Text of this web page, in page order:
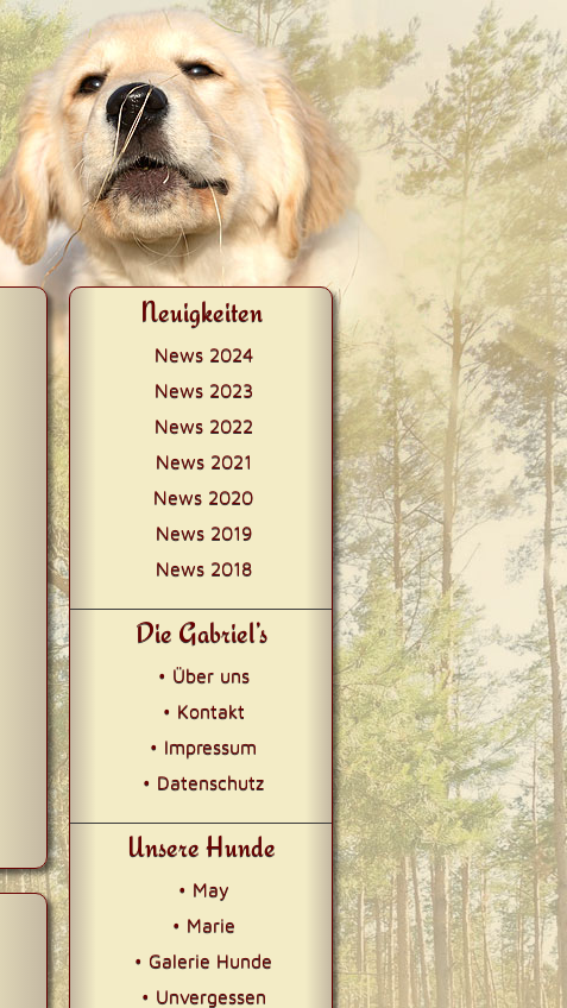
Neuigkeiten
News 2024
News 2023
News 2022
News 2021
News 2020
News 2019
News 2018
Die Gabriel’s
• Über uns
• Kontakt
• Impressum
• Datenschutz
Unsere Hunde
• May
• Marie
• Galerie Hunde
• Unvergessen